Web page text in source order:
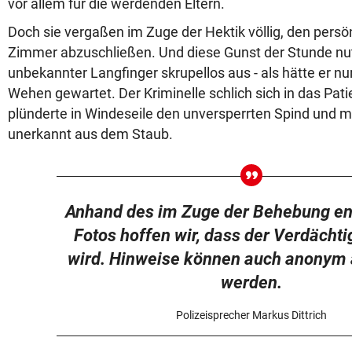
vor allem für die werdenden Eltern.
Doch sie vergaßen im Zuge der Hektik völlig, den
Zimmer abzuschließen. Und diese Gunst der Stunde
unbekannter Langfinger skrupellos aus - als hätte er
Wehen gewartet. Der Kriminelle schlich sich in das
plünderte in Windeseile den unversperrten Spind und
unerkannt aus dem Staub.
Anhand des im Zuge der Behebung
Fotos hoffen wir, dass der
wird. Hinweise können auch anonym
werden.
Polizeisprecher Markus Dittrich